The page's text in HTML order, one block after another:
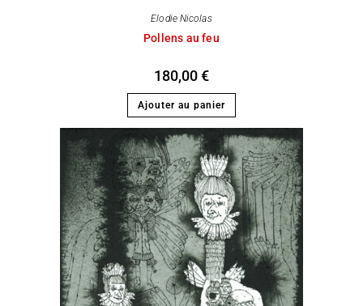
Elodie Nicolas
Pollens au feu
180,00€
Ajouter au panier